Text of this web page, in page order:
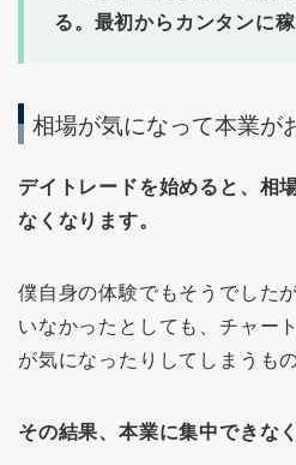
る。最初からカンタンに
相場が気になって本業が
デイトレードを始めると、相
なくなります。
僕自身の体験でもそうでした
いなかったとしても、チャー
が気になったりしてしまうも
その結果、本業に集中できな